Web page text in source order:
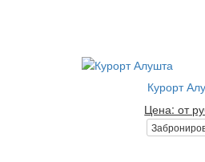
Курорт
Цена: от